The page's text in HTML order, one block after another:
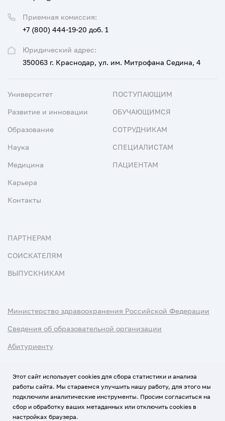
Юридический адрес:
350063 г. Краснодар, ул. им. Митрофана Седина, 4
Приемная комиссия:
+7 (800) 444-19-20 доб. 1
Университет
Развитие и инновации
Образование
Наука
Медицина
Карьера
Контакты
ПОСТУПАЮЩИМ
ОБУЧАЮЩИМСЯ
СОТРУДНИКАМ
СПЕЦИАЛИСТАМ
ПАЦИЕНТАМ
ПАРТНЕРАМ
СОИСКАТЕЛЯМ
ВЫПУСКНИКАМ
Министерство здравоохранения Российской Федерации
Сведения об образовательной организации
Абитуриенту
Использование Cookies
Политика обработки персональных данных
Этот сайт использует cookies для сбора статистики и анализа
работы сайта. Мы стараемся улучшить нашу работу, для этого мы
подключили аналитические инструменты. Просим согласиться на
сбор и обработку ваших метаданных или отключить cookies в
настройках браузера.